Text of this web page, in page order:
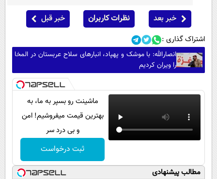
خبر بعد نظرات کاربران خبر قبل
اشتراک گذاری :
انصارالله: با موشک و پهپاد، انبارهای سلاح عربستان در المخا
را ویران کردیم
ماشینت رو بسپر به ما، به
بهترین قیمت میفروشیم! امن
و بی درد سر
ثبت درخواست
مطالب پیشنهادی